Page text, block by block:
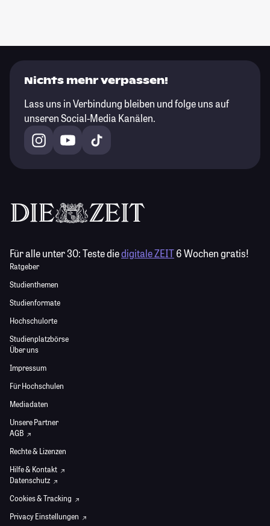
Nichts mehr verpassen!
Lass uns in Verbindung bleiben und folge uns auf
unseren Social-Media Kanälen.
Für alle unter 30:Teste diedigitale ZEIT6 Wochen gratis!
Ratgeber
Studienthemen
Studienformate
Hochschulorte
Studienplatzbörse
Über uns
Impressum
Für Hochschulen
Mediadaten
Unsere Partner
AGB
Rechte & Lizenzen
Hilfe & Kontakt
Datenschutz
Cookies & Tracking
Privacy Einstellungen